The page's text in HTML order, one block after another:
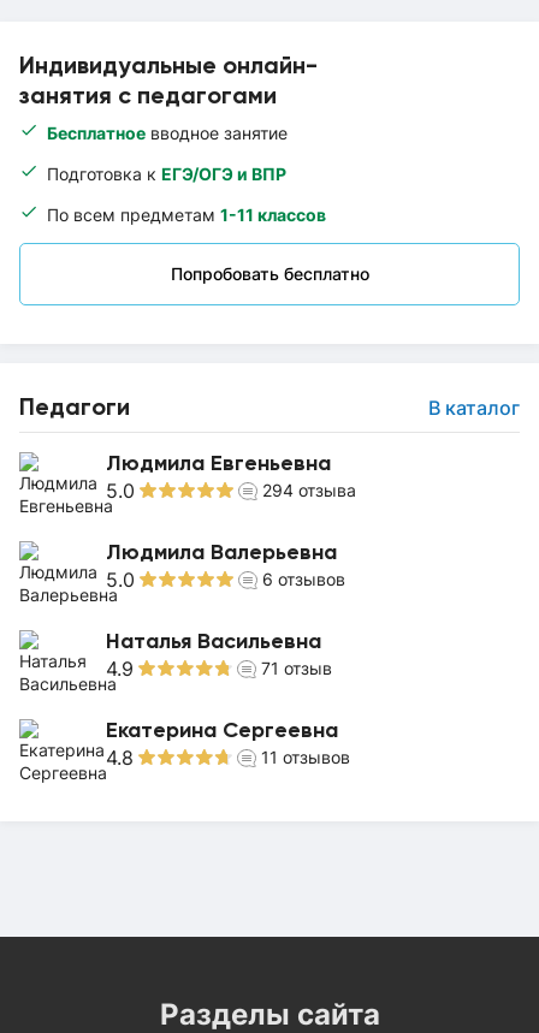
Индивидуальные онлайн-
занятия с педагогами
Бесплатное вводное занятие
Подготовка к ЕГЭ/ОГЭ и ВПР
По всем предметам 1-11 классов
Попробовать бесплатно
Педагоги В каталог
Людмила Евгеньевна
5.0 294 отзыва
Людмила Валерьевна
5.0 6 отзывов
Наталья Васильевна
4.9 71 отзыв
Екатерина Сергеевна
4.8 11 отзывов
Разделы сайта